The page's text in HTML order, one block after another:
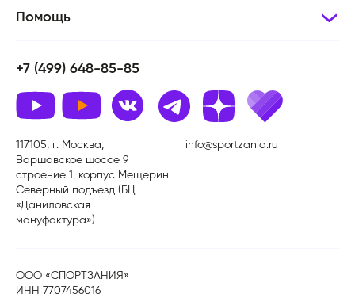
Помощь
+7 (499) 648-85-85
117105, г. Москва,
Варшавское шоссе 9
строение 1, корпус Мещерин
Северный подъезд (БЦ
«Даниловская
мануфактура»)
info@sportzania.ru
ООО «СПОРТЗАНИЯ»
ИНН 7707456016